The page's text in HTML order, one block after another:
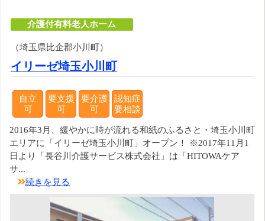
介護付有料老人ホーム
（埼玉県比企郡小川町）
イリーゼ埼玉小川町
自立
可
要支援
可
要介護
可
認知症
要相談
2016年3月、緩やかに時が流れる和紙のふるさと・埼玉小川町
エリアに「イリーゼ埼玉小川町」オープン！ ※2017年11月1
日より「長谷川介護サービス株式会社」は「HITOWAケア
サ...
続きを見る